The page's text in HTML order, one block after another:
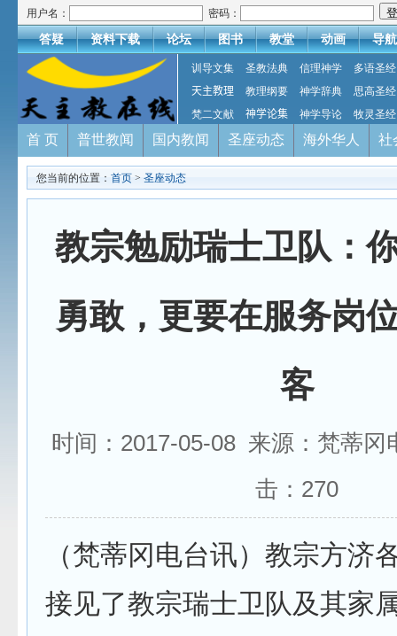
用户名： 密码：
答疑 资料下载 论坛 图书 教堂 动画 导航
训导文集 圣教法典 信理神学
多语圣经
天主教理
教理纲要 神学辞典
思高圣经
梵二文献
神学论集 神学导论 牧灵圣经
首 页 普世教闻 国内教闻 圣座动态 海外华人 社
您当前的位置： 首页 > 圣座动态
教宗勉励瑞士卫队：
勇敢，更要在服务岗
客
时间：2017-05-08 来源：梵蒂
击： 270
（梵蒂冈电台讯）教宗方济
接见了教宗瑞士卫队及其家